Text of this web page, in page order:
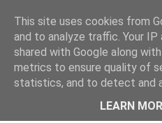
This site uses cookies from
and to analyze traffic. Your
shared with Google along
metrics to ensure quality of
statistics, and to detect and
LEARN